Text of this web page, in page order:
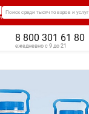
Поиск среди тысяч товаров и услуг
8 800 301 61 80
ежедневно с 9 до 21